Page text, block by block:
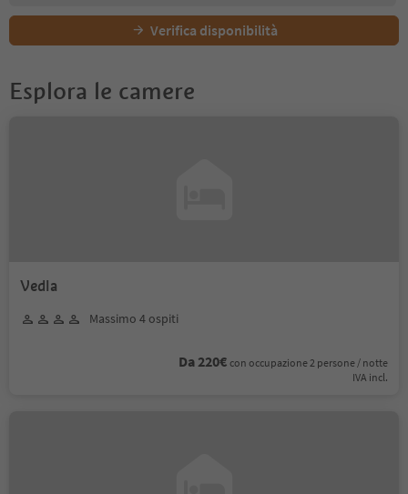
Verifica disponibilità
Esplora le camere
Vedla
Massimo 4 ospiti
Da 220€ con occupazione 2 persone / notte
IVA incl.